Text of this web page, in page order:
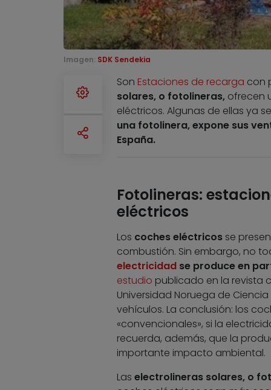
Imagen: SDK Sendekia
Son Estaciones de recarga con
solares, o fotolineras,ofrecen
eléctricos. Algunas de ellas ya
una fotolinera, expone sus
España.
Fotolineras:
eléctricos
Los coches eléctricosse
combustión. Sin embargo, no
electricidadse produce en
estudio publicado en la revista
Universidad Noruega de
vehículos. La conclusión: los
«convencionales», si la
recuerda, además, que la
importante impacto ambiental.
Las electrolineras solares, o